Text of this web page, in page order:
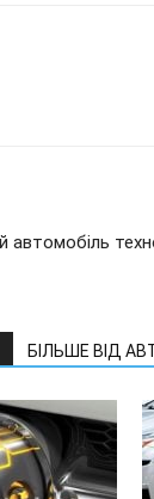
автомобіль
БІЛЬШЕ ВІД